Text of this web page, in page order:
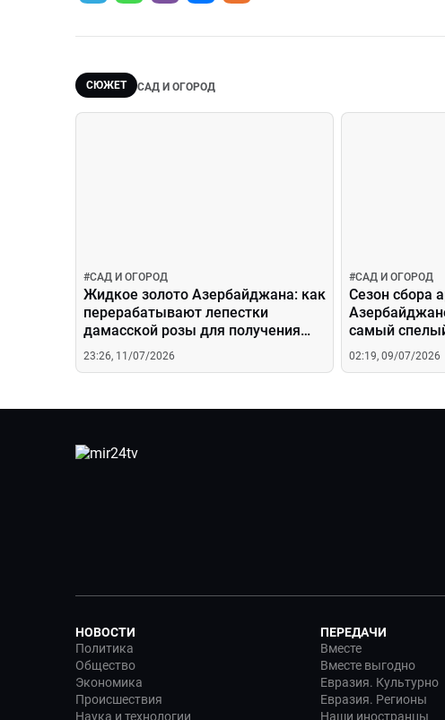
СЮЖЕТ САД И ОГОРОД
#САД И ОГОРОД
Жидкое золото Азербайджана: как
перерабатывают лепестки
дамасской розы для получения
эфирного масла?
23:26, 11/07/2026
#САД И ОГОРОД
Сезон сбора
самый
02:19, 09/07/2026
НОВОСТИ
Политика
Общество
Экономика
Происшествия
Наука и технологии
ПЕРЕДАЧИ
Вместе
Вместе выгодно
Евразия. Культурно
Евразия. Регионы
Наши иностранцы